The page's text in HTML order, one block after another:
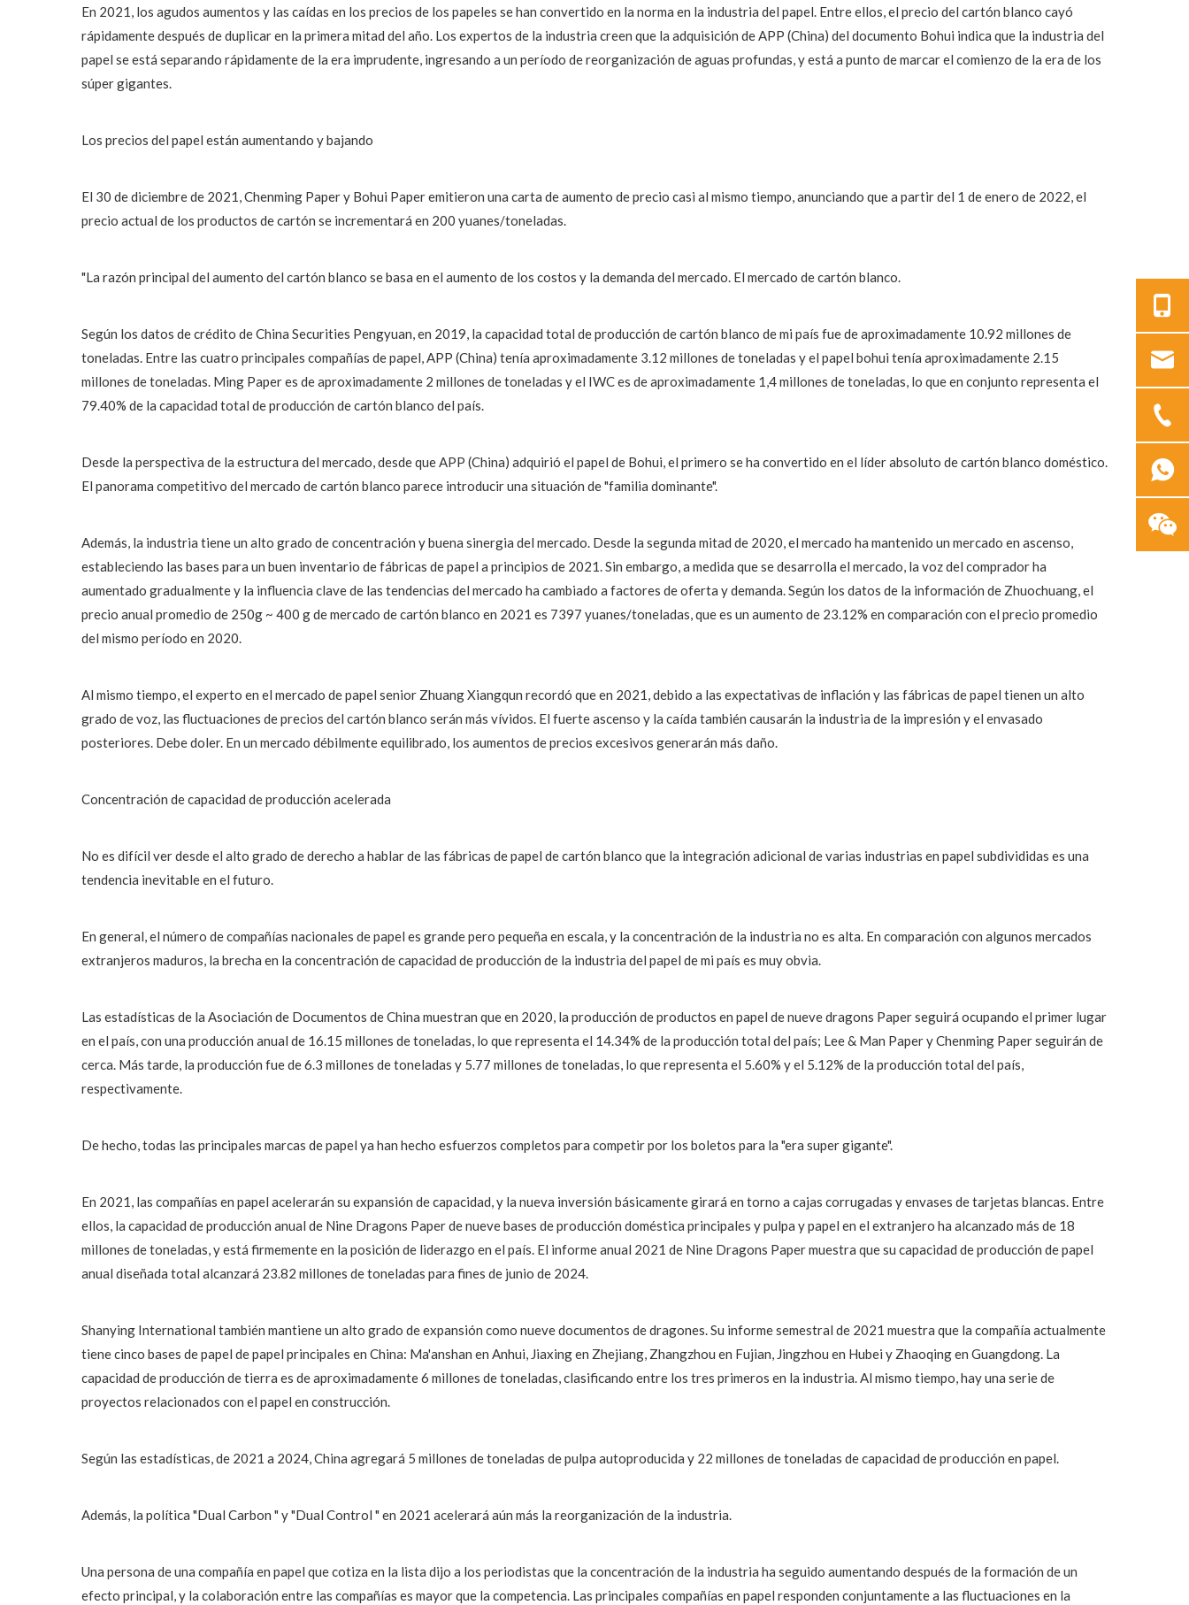
En 2021, los agudos aumentos y las caídas en los precios de los papeles se han convertido en la norma en la industria del papel. Entre ellos, el precio del cartón blanco cayó
rápidamente después de duplicar en la primera mitad del año. Los expertos de la industria creen que la adquisición de APP (China) del documento Bohui indica que la industria del
papel se está separando rápidamente de la era imprudente, ingresando a un período de reorganización de aguas profundas, y está a punto de marcar el comienzo de la era de los
súper gigantes.
Los precios del papel están aumentando y bajando
El 30 de diciembre de 2021, Chenming Paper y Bohui Paper emitieron una carta de aumento de precio casi al mismo tiempo, anunciando que a partir del 1 de enero de 2022, el
precio actual de los productos de cartón se incrementará en 200 yuanes/toneladas.
"La razón principal del aumento del cartón blanco se basa en el aumento de los costos y la demanda del mercado. El mercado de cartón blanco.
Según los datos de crédito de China Securities Pengyuan, en 2019, la capacidad total de producción de cartón blanco de mi país fue de aproximadamente 10.92 millones de
toneladas. Entre las cuatro principales compañías de papel, APP (China) tenía aproximadamente 3.12 millones de toneladas y el papel bohui tenía aproximadamente 2.15
millones de toneladas. Ming Paper es de aproximadamente 2 millones de toneladas y el IWC es de aproximadamente 1,4 millones de toneladas, lo que en conjunto representa el
79.40% de la capacidad total de producción de cartón blanco del país.
Desde la perspectiva de la estructura del mercado, desde que APP (China) adquirió el papel de Bohui, el primero se ha convertido en el líder absoluto de cartón blanco doméstico.
El panorama competitivo del mercado de cartón blanco parece introducir una situación de "familia dominante".
Además, la industria tiene un alto grado de concentración y buena sinergia del mercado. Desde la segunda mitad de 2020, el mercado ha mantenido un mercado en ascenso,
estableciendo las bases para un buen inventario de fábricas de papel a principios de 2021. Sin embargo, a medida que se desarrolla el mercado, la voz del comprador ha
aumentado gradualmente y la influencia clave de las tendencias del mercado ha cambiado a factores de oferta y demanda. Según los datos de la información de Zhuochuang, el
precio anual promedio de 250g ~ 400 g de mercado de cartón blanco en 2021 es 7397 yuanes/toneladas, que es un aumento de 23.12% en comparación con el precio promedio
del mismo período en 2020.
Al mismo tiempo, el experto en el mercado de papel senior Zhuang Xiangqun recordó que en 2021, debido a las expectativas de inflación y las fábricas de papel tienen un alto
grado de voz, las fluctuaciones de precios del cartón blanco serán más vívidos. El fuerte ascenso y la caída también causarán la industria de la impresión y el envasado
posteriores. Debe doler. En un mercado débilmente equilibrado, los aumentos de precios excesivos generarán más daño.
Concentración de capacidad de producción acelerada
No es difícil ver desde el alto grado de derecho a hablar de las fábricas de papel de cartón blanco que la integración adicional de varias industrias en papel subdivididas es una
tendencia inevitable en el futuro.
En general, el número de compañías nacionales de papel es grande pero pequeña en escala, y la concentración de la industria no es alta. En comparación con algunos mercados
extranjeros maduros, la brecha en la concentración de capacidad de producción de la industria del papel de mi país es muy obvia.
Las estadísticas de la Asociación de Documentos de China muestran que en 2020, la producción de productos en papel de nueve dragons Paper seguirá ocupando el primer lugar
en el país, con una producción anual de 16.15 millones de toneladas, lo que representa el 14.34% de la producción total del país; Lee & Man Paper y Chenming Paper seguirán de
cerca. Más tarde, la producción fue de 6.3 millones de toneladas y 5.77 millones de toneladas, lo que representa el 5.60% y el 5.12% de la producción total del país,
respectivamente.
De hecho, todas las principales marcas de papel ya han hecho esfuerzos completos para competir por los boletos para la "era super gigante".
En 2021, las compañías en papel acelerarán su expansión de capacidad, y la nueva inversión básicamente girará en torno a cajas corrugadas y envases de tarjetas blancas. Entre
ellos, la capacidad de producción anual de Nine Dragons Paper de nueve bases de producción doméstica principales y pulpa y papel en el extranjero ha alcanzado más de 18
millones de toneladas, y está firmemente en la posición de liderazgo en el país. El informe anual 2021 de Nine Dragons Paper muestra que su capacidad de producción de papel
anual diseñada total alcanzará 23.82 millones de toneladas para fines de junio de 2024.
Shanying International también mantiene un alto grado de expansión como nueve documentos de dragones. Su informe semestral de 2021 muestra que la compañía actualmente
tiene cinco bases de papel de papel principales en China: Ma'anshan en Anhui, Jiaxing en Zhejiang, Zhangzhou en Fujian, Jingzhou en Hubei y Zhaoqing en Guangdong. La
capacidad de producción de tierra es de aproximadamente 6 millones de toneladas, clasificando entre los tres primeros en la industria. Al mismo tiempo, hay una serie de
proyectos relacionados con el papel en construcción.
Según las estadísticas, de 2021 a 2024, China agregará 5 millones de toneladas de pulpa autoproducida y 22 millones de toneladas de capacidad de producción en papel.
Además, la política "Dual Carbon " y "Dual Control " en 2021 acelerará aún más la reorganización de la industria.
Una persona de una compañía en papel que cotiza en la lista dijo a los periodistas que la concentración de la industria ha seguido aumentando después de la formación de un
efecto principal, y la colaboración entre las compañías es mayor que la competencia. Las principales compañías en papel responden conjuntamente a las fluctuaciones en la